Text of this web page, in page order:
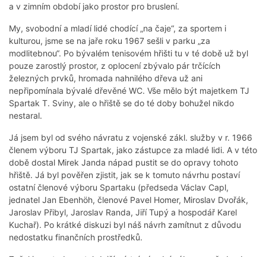
a v zimním období jako prostor pro bruslení.
My, svobodní a mladí lidé chodící „na čaje“, za sportem i
kulturou, jsme se na jaře roku 1967 sešli v parku „za
modlitebnou“. Po bývalém tenisovém hřišti tu v té době už byl
pouze zarostlý prostor, z oplocení zbývalo pár trčících
železných prvků, hromada nahnilého dřeva už ani
nepřipomínala bývalé dřevěné WC. Vše mělo být majetkem TJ
Spartak T. Sviny, ale o hřiště se do té doby bohužel nikdo
nestaral.
Já jsem byl od svého návratu z vojenské zákl. služby v r. 1966
členem výboru TJ Spartak, jako zástupce za mladé lidi. A v této
době dostal Mirek Janda nápad pustit se do opravy tohoto
hřiště. Já byl pověřen zjistit, jak se k tomuto návrhu postaví
ostatní členové výboru Spartaku (předseda Václav Capl,
jednatel Jan Ebenhöh, členové Pavel Homer, Miroslav Dvořák,
Jaroslav Přibyl, Jaroslav Randa, Jiří Tupý a hospodář Karel
Kuchař). Po krátké diskuzi byl náš návrh zamítnut z důvodu
nedostatku finančních prostředků.